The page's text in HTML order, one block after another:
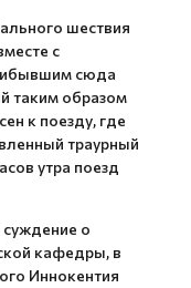
шествия
с
сюда
таким образом
к поезду, где
траурный
утра поезд
о
кафедры, в
Иннокентия